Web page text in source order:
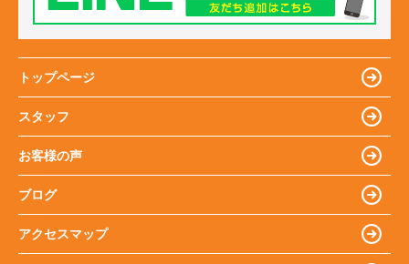
トップページ
スタッフ
お客様の声
ブログ
アクセスマップ